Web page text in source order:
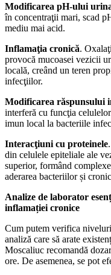
Modificarea pH-ului
în concentraţii mari, scad
mediu mai acid.
Inflamaţia cronică.
provocă mucoasei vezicii
locală, creând un teren
infecţiilor.
Modificarea răspunsului
interferă cu funcţia
imun local la bacteriile
Interacţiuni cu proteinele
din celulele epiteliale ale
superior, formând
aderarea bacteriilor și
Analize de laborator
inflamației cronice
Cum putem verifica
analiză care să arate
Moscaliuc recomandă
ore. De asemenea, se pot